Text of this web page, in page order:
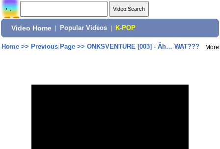
Video Home Popular Videos K-POP
Home>> Previous Page>> ONKSVENTURE [003] - Äh… WAT??? More